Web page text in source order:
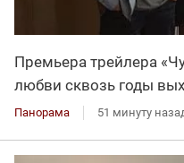
Премьера трейлера
любви сквозь годы
Панорама 51 минуту